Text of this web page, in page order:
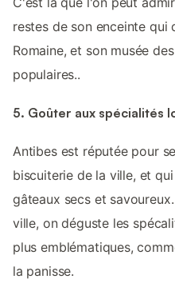
restes de son enceinte
Romaine, et son musée
populaires..
5. Goûter aux spécialités
Antibes est réputée pour
biscuiterie de la ville, et
gâteaux secs et
ville, on déguste les
plus emblématiques,
la panisse.